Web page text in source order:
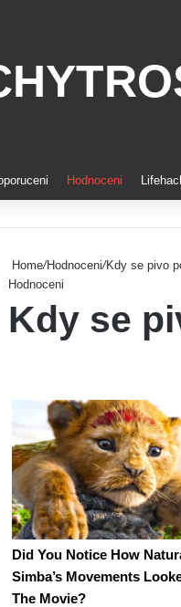
Hodnoceni
Home/Hodnoceni/Kdy se pivo
Hodnoceni
Kdy se